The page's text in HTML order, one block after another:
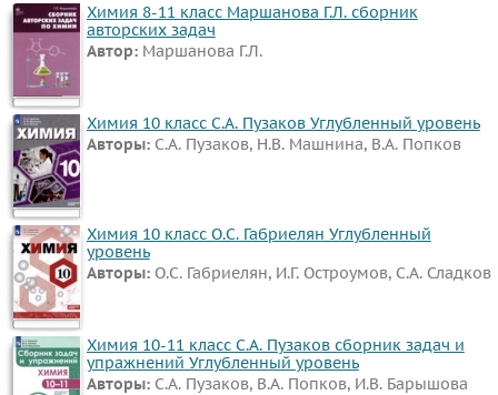
Химия 8-11 класс Маршанова Г.Л. сборник
авторских задач
Автор: Маршанова Г.Л.
Химия 10 класс С.А. Пузаков Углубленный уровень
Авторы: С.А. Пузаков, Н.В. Машнина, В.А. Попков
Химия 10 класс О.С. Габриелян Углубленный
уровень
Авторы: О.С. Габриелян, И.Г. Остроумов, С.А. Сладков
Химия 10-11 класс С.А. Пузаков сборник задач и
упражнений Углубленный уровень
Авторы: С.А. Пузаков, В.А. Попков, И.В. Барышова